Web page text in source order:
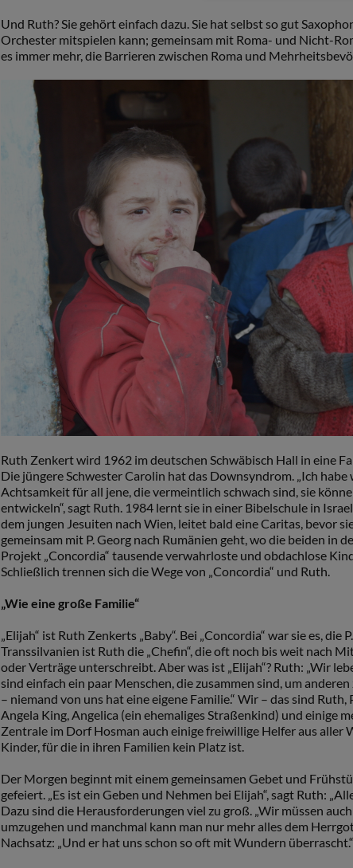
Und Ruth? Sie gehört einfach dazu. Sie hat selbst so gut
Orchester mitspielen kann; gemeinsam mit Roma- und Nicht-
es immer mehr, die Barrieren zwischen Roma und
Ruth Zenkert wird 1962 im deutschen Schwäbisch Hall in eine
Die jüngere Schwester Carolin hat das Downsyndrom. „Ich
Achtsamkeit für all jene, die vermeintlich schwach sind, sie
entwickeln“, sagt Ruth. 1984 lernt sie in einer Bibelschule in
dem jungen Jesuiten nach Wien, leitet bald eine Caritas, bevor
gemeinsam mit P. Georg nach Rumänien geht, wo die beiden in
Projekt „Concordia“ tausende verwahrloste und obdachlose
Schließlich trennen sich die Wege von „Concordia“ und Ruth.
„Wie eine große Familie“
„Elijah“ ist Ruth Zenkerts „Baby“. Bei „Concordia“ war sie es, die
Transsilvanien ist Ruth die „Chefin“, die oft noch bis weit nach
oder Verträge unterschreibt. Aber was ist „Elijah“? Ruth: „Wir
sind einfach ein paar Menschen, die zusammen sind, um
– niemand von uns hat eine eigene Familie.“ Wir – das sind
Angela King, Angelica (ein ehemaliges Straßenkind) und einige
Zentrale im Dorf Hosman auch einige freiwillige Helfer aus aller
Kinder, für die in ihren Familien kein Platz ist.
Der Morgen beginnt mit einem gemeinsamen Gebet und
gefeiert. „Es ist ein Geben und Nehmen bei Elijah“, sagt Ruth:
Dazu sind die Herausforderungen viel zu groß. „Wir müssen
umzugehen und manchmal kann man nur mehr alles dem
Nachsatz: „Und er hat uns schon so oft mit Wundern überrascht.“